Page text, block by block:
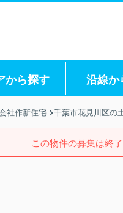
から探す 沿線か
社作新住宅 千葉市花見川区の
この物件の募集は終了